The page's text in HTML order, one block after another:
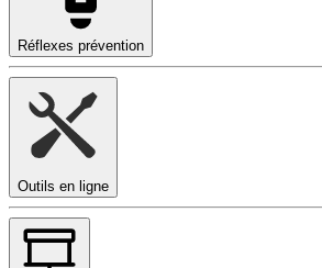
Réflexes prévention
Outils en ligne